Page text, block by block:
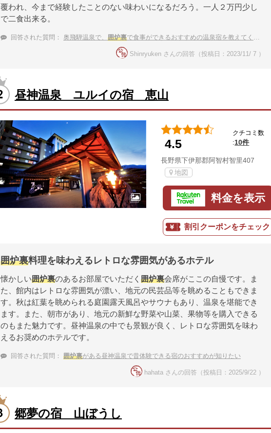
覆われ、今まで経験したことのない味わいになるだろう。一人２万円少し
で二食出来る。
回答された質問： 奥飛騨温泉で、 囲炉裏で食事ができるおすすめの温泉宿を教えてください。
Shinryuken さんの回答（投稿日：2023/11/ 7 ）
昼神温泉 ユルイの宿 恵山
4.5
クチコミ数
:10件
長野県下伊那郡阿智村智里407
地図
料金を表示
割引クーポンをチェック
囲炉裏料理を味わえるレトロな雰囲気があるホテル
懐かしい囲炉裏のあるお部屋でいただく 囲炉裏会席がここの自慢です。ま
た、館内はレトロな雰囲気が漂い、地元の民芸品等を眺めることもできま
す。秋は紅葉を眺められる庭園露天風呂やサウナもあり、温泉を堪能でき
ます。また、朝市があり、地元の新鮮な野菜や山菜、果物等を購入できる
のもまた魅力です。昼神温泉の中でも景観が良く、レトロな雰囲気を味わ
えるお奨めのホテルです。
回答された質問： 囲炉裏がある昼神温泉で昔体験できる宿のおすすめが知りたい
hahata さんの回答（投稿日：2025/9/22 ）
郷夢の宿 山ぼうし